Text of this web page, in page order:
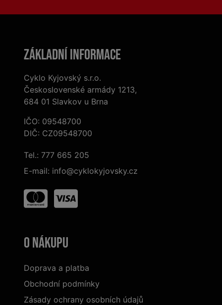
Základní informace
Cyklo Kyjovský s.r.o.
Československé armády 1213,
684 01 Slavkov u Brna
IČO: 09548700
DIČ: CZ09548700
Tel.: 777 665 205
E-mail: info@cyklokyjovsky.cz
O nákupu
Doprava a platba
Obchodní podmínky
Zásady ochrany osobních údajů